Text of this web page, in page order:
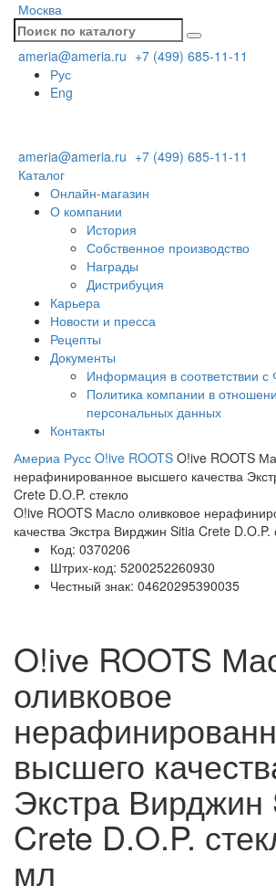
Москва
ameria@ameria.ru +7 (499) 685-11-11
Рус
Eng
ameria@ameria.ru +7 (499) 685-11-11
Каталог
Онлайн-магазин
О компании
История
Собственное производство
Награды
Дистрибуция
Карьера
Новости и пресса
Рецепты
Документы
Информация в соответствии
Политика компании в
персональных данных
Контакты
Америа Русс O!ive ROOTS O!ive ROOTS
нерафинированное высшего качества
Crete D.O.P. стекло
O!ive ROOTS Масло оливковое
качества Экстра Вирджин Sitia Crete
Код: 0370206
Штрих-код: 5200252260930
Честный знак: 04620295390035
O!ive ROOTS
оливковое
высшего
Экстра Вирджин
Crete D.O.P.
мл